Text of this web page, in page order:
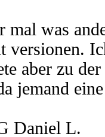
mal was
versionen.
aber zu
jemand
Daniel L.